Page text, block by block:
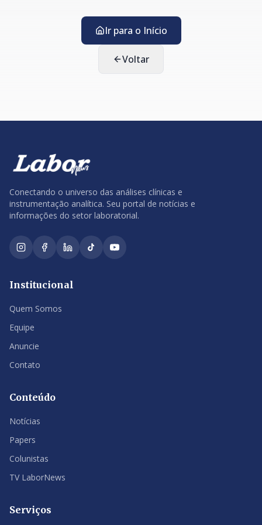
Ir para o Início
Voltar
Conectando o universo das análises clínicas e
instrumentação analítica. Seu portal de notícias e
informações do setor laboratorial.
Institucional
Quem Somos
Equipe
Anuncie
Contato
Conteúdo
Notícias
Papers
Colunistas
TV LaborNews
Serviços